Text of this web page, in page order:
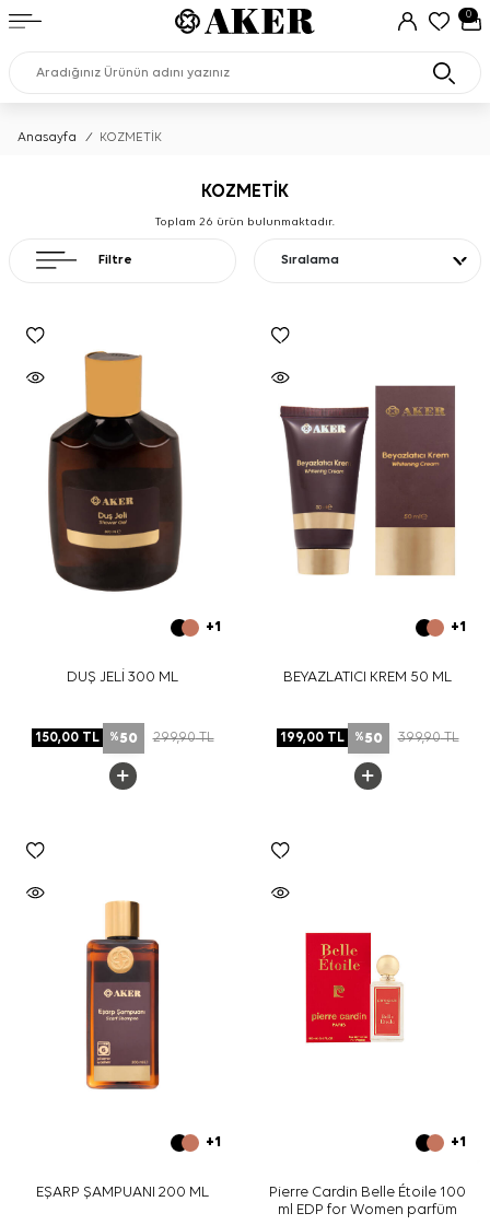
0
Anasayfa / KOZMETİK
Filtre
KOZMETİK
Toplam 26 ürün bulunmaktadır.
Sıralama
+1
DUŞ JELİ 300 ML
150,00TL %50 299,90TL
+1
BEYAZLATICI KREM 50 ML
199,00TL %50 399,90TL
+1
EŞARP ŞAMPUANI 200 ML
+1
Pierre Cardin Belle Étoile 100
ml EDP for Women parfüm